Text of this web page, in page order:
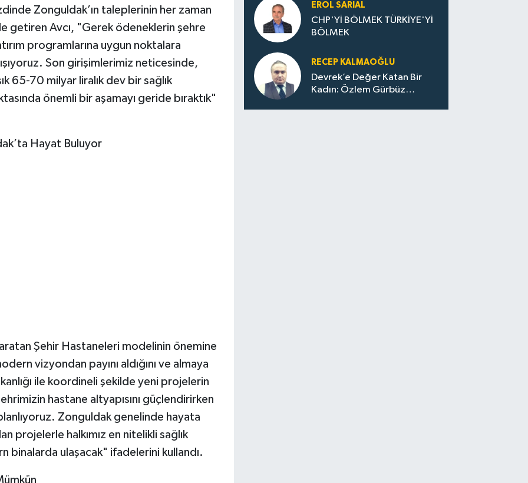
Zonguldak’ın taleplerinin her zaman
getiren Avcı, "Gerek ödeneklerin şehre
programlarına uygun noktalara
Son girişimlerimiz neticesinde,
65-70 milyar liralık dev bir sağlık
önemli bir aşamayı geride bıraktık"
Hayat Buluyor
Şehir Hastaneleri modelinin önemine
vizyondan payını aldığını ve almaya
ile koordineli şekilde yeni projelerin
hastane altyapısını güçlendirirken
Zonguldak genelinde hayata
projelerle halkımız en nitelikli sağlık
binalarda ulaşacak" ifadelerini kullandı.
EROL SARIAL
CHP'Yİ BÖLMEK TÜRKİYE'Yİ
BÖLMEK
RECEP KALMAOĞLU
Devrek’e Değer Katan Bir
Kadın: Özlem Gürbüz